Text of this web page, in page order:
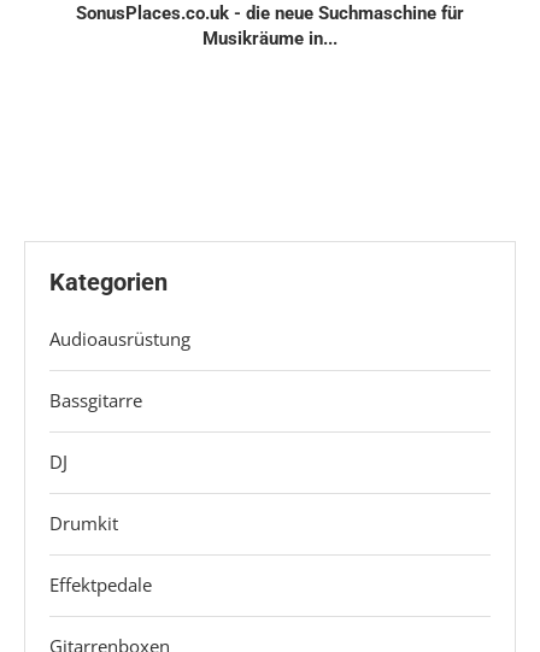
SonusPlaces.co.uk - die neue Suchmaschine für
Musikräume in...
Kategorien
Audioausrüstung
Bassgitarre
DJ
Drumkit
Effektpedale
Gitarrenboxen